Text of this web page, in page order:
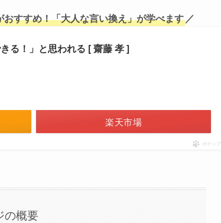
すすめ！「大人な言い換え」が学べます／
る！」と思われる [ 齋藤 孝 ]
楽天市場
ポチップ
の概要